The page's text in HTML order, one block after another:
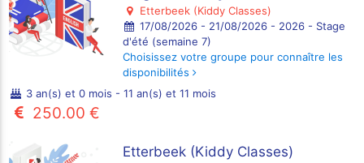
Etterbeek (Kiddy Classes)
17/08/2026 - 21/08/2026 - 2026 - Stage
d'été (semaine 7)
Choisissez votre groupe pour connaître les
disponibilités
3 an(s) et 0 mois - 11 an(s) et 11 mois
250.00 €
Etterbeek (Kiddy Classes)